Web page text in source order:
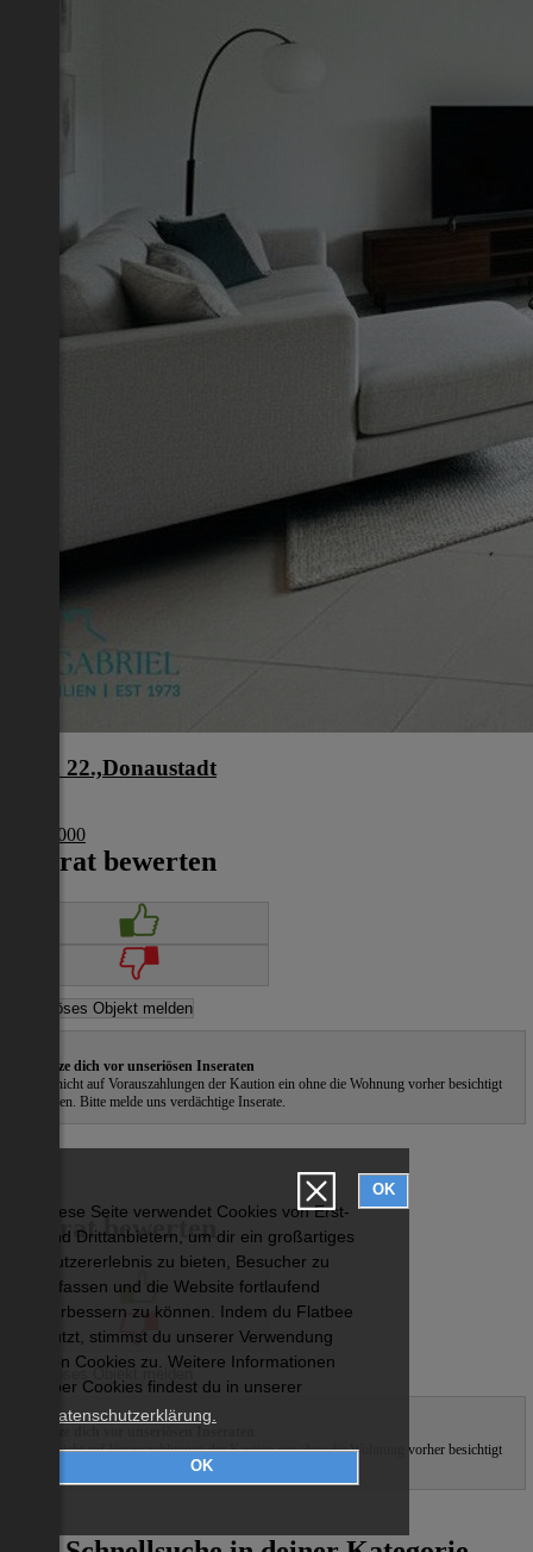
Diese Seite verwendet Cookies von Erst-
und Drittanbietern, um dir ein großartiges
Nutzererlebnis zu bieten, Besucher zu
erfassen und die Website fortlaufend
verbessern zu können. Indem du Flatbee
nutzt, stimmst du unserer Verwendung
von Cookies zu. Weitere Informationen
über Cookies findest du in unserer
Datenschutzerklärung.
OK
OK
Wien 22.,Donaustadt
€ 274 000
Inserat bewerten
Schütze dich vor unseriösen Inseraten
Gehe nicht auf Vorauszahlungen der Kaution ein ohne die Wohnung vorher besichtigt
zu haben. Bitte melde uns verdächtige Inserate.
Inserat bewerten
Gehe nicht auf Vorauszahlungen der Kaution ein ohne die Wohnung vorher besichtigt
zu haben. Bitte melde uns verdächtige Inserate.